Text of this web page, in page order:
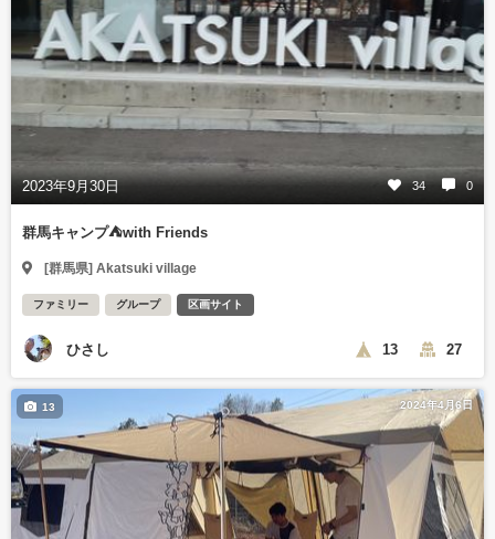
2023年9月30日 34 0
群馬キャンプ⛺with Friends
[群馬県] Akatsuki village
ファミリー グループ 区画サイト
ひさし 13 27
2024年4月6日
13